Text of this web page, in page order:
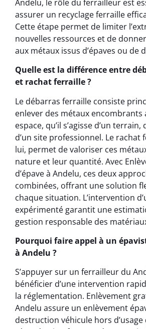
Andelu, le rôle du ferrailleur est
assurer un recyclage ferraille
Cette étape permet de limiter
nouvelles ressources et de
aux métaux issus d’épaves ou de
Quelle est la différence entre
et rachat ferraille ?
Le débarras ferraille consiste
enlever des métaux encombrants
espace, qu’il s’agisse d’un terrain,
d’un site professionnel. Le rachat
lui, permet de valoriser ces
nature et leur quantité. Avec
d’épave à Andelu, ces deux
combinées, offrant une solution
chaque situation. L’intervention
expérimenté garantit une
gestion responsable des
Pourquoi faire appel à un
à Andelu ?
S’appuyer sur un ferrailleur du
bénéficier d’une intervention
la réglementation. Enlèvement
Andelu assure un enlèvement
destruction véhicule hors